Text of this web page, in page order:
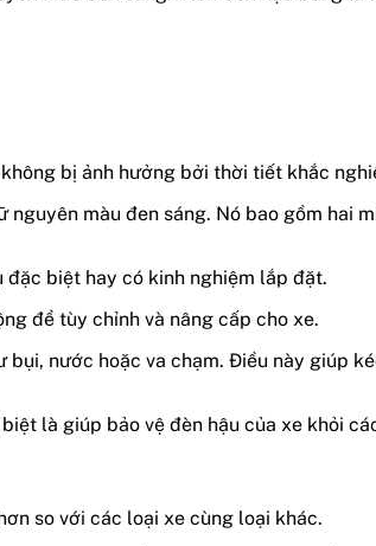
bị ảnh hưởng bởi thời tiết khắc
màu đen sáng. Nó bao gồm hai
biệt hay có kinh nghiệm lắp đặt.
để tùy chỉnh và nâng cấp cho xe.
bụi, nước hoặc va chạm. Điều này giúp
là giúp bảo vệ đèn hậu của xe khỏi
so với các loại xe cùng loại khác.